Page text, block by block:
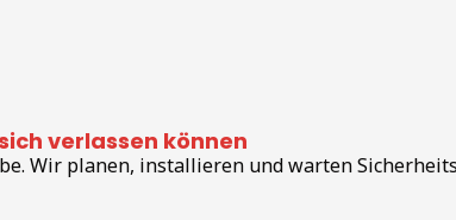
verlassen können
Wir planen, installieren und warten